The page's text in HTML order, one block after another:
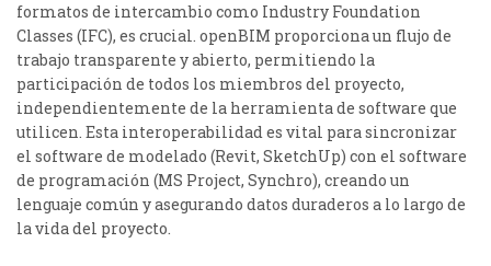
formatos de intercambio como Industry Foundation
Classes (IFC), es crucial. openBIM proporciona un flujo de
trabajo transparente y abierto, permitiendo la
participación de todos los miembros del proyecto,
independientemente de la herramienta de software que
utilicen. Esta interoperabilidad es vital para sincronizar
el software de modelado (Revit, SketchUp) con el software
de programación (MS Project, Synchro), creando un
lenguaje común y asegurando datos duraderos a lo largo de
la vida del proyecto.